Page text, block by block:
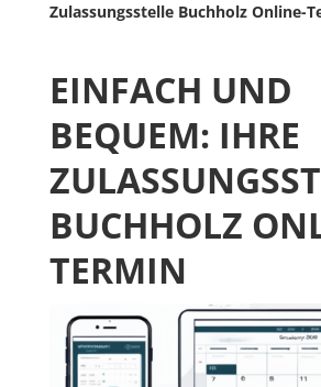
Zulassungsstelle Buchholz Online-
EINFACH UND
BEQUEM: IHRE
BUCHHOLZ
TERMIN